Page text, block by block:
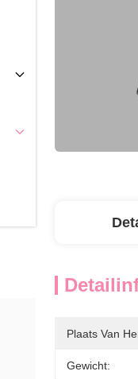
Plaats Van
Gewicht: